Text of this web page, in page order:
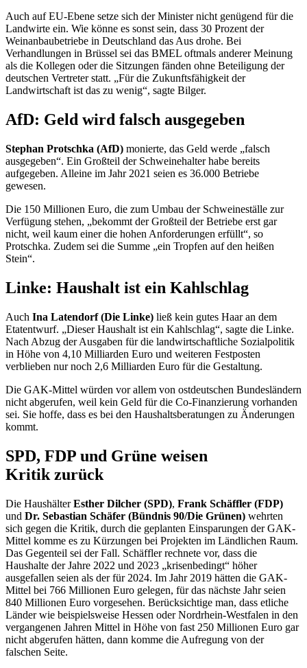
Auch auf EU-Ebene setze sich der Minister nicht genügend für die
Landwirte ein. Wie könne es sonst sein, dass 30 Prozent der
Weinanbaubetriebe in Deutschland das Aus drohe. Bei
Verhandlungen in Brüssel sei das BMEL oftmals anderer Meinung
als die Kollegen oder die Sitzungen fänden ohne Beteiligung der
deutschen Vertreter statt. „Für die Zukunftsfähigkeit der
Landwirtschaft ist das zu wenig“, sagte Bilger.
AfD: Geld wird falsch ausgegeben
Stephan Protschka (AfD) monierte, das Geld werde „falsch
ausgegeben“. Ein Großteil der Schweinehalter habe bereits
aufgegeben. Alleine im Jahr 2021 seien es 36.000 Betriebe
gewesen.
Die 150 Millionen Euro, die zum Umbau der Schweineställe zur
Verfügung stehen, „bekommt der Großteil der Betriebe erst gar
nicht, weil kaum einer die hohen Anforderungen erfüllt“, so
Protschka. Zudem sei die Summe „ein Tropfen auf den heißen
Stein“.
Linke: Haushalt ist ein Kahlschlag
Auch Ina Latendorf (Die Linke) ließ kein gutes Haar an dem
Etatentwurf. „Dieser Haushalt ist ein Kahlschlag“, sagte die Linke.
Nach Abzug der Ausgaben für die landwirtschaftliche Sozialpolitik
in Höhe von 4,10 Milliarden Euro und weiteren Festposten
verblieben nur noch 2,6 Milliarden Euro für die Gestaltung.
Die GAK-Mittel würden vor allem von ostdeutschen Bundesländern
nicht abgerufen, weil kein Geld für die Co-Finanzierung vorhanden
sei. Sie hoffe, dass es bei den Haushaltsberatungen zu Änderungen
kommt.
SPD, FDP und Grüne weisen
Kritik zurück
Die HaushälterEsther Dilcher (SPD), Frank Schäffler (FDP)
und Dr. Sebastian Schäfer (Bündnis 90/Die Grünen) wehrten
sich gegen die Kritik, durch die geplanten Einsparungen der GAK-
Mittel komme es zu Kürzungen bei Projekten im Ländlichen Raum.
Das Gegenteil sei der Fall. Schäffler rechnete vor, dass die
Haushalte der Jahre 2022 und 2023 „krisenbedingt“ höher
ausgefallen seien als der für 2024. Im Jahr 2019 hätten die GAK-
Mittel bei 766 Millionen Euro gelegen, für das nächste Jahr seien
840 Millionen Euro vorgesehen. Berücksichtige man, dass etliche
Länder wie beispielsweise Hessen oder Nordrhein-Westfalen in den
vergangenen Jahren Mittel in Höhe von fast 250 Millionen Euro gar
nicht abgerufen hätten, dann komme die Aufregung von der
falschen Seite.